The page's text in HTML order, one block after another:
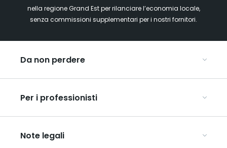
nella regione Grand Est per rilanciare l’economia locale,
senza commissioni supplementari per i nostri fornitori.
Da non perdere
Alsazia
Ardenne
Champagne
Per i professionisti
Organizzate il vostro viaggio di gruppo
Note legali